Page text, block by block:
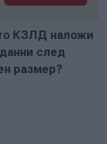
КЗЛД наложи
след
размер?